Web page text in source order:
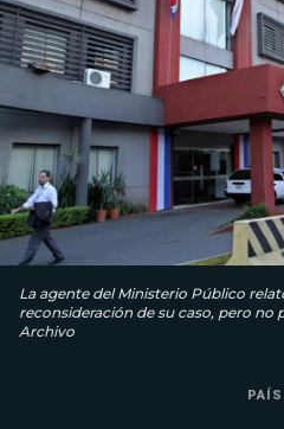
La agente del Ministerio Público
reconsideración de su caso, pero no
Archivo
PAÍS